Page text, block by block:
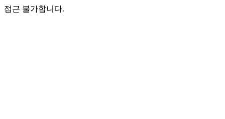
접근 불가합니다.